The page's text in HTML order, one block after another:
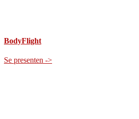
BodyFlight
Se presenten ->